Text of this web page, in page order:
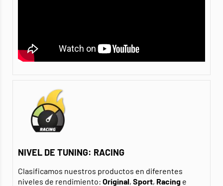
NIVEL DE TUNING: RACING
Clasificamos nuestros productos en diferentes
niveles de rendimiento: Original, Sport, Racing e